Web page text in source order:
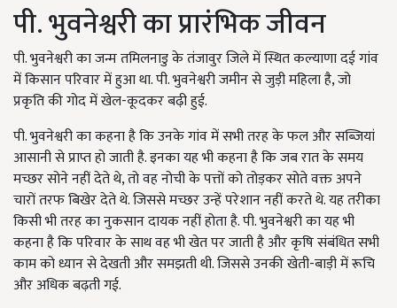
पी. भुवनेश्वरी का प्रारंभिक जीवन
पी. भुवनेश्वरी का जन्म तमिलनाडु के तंजावुर जिले में स्थित कल्याणा दई गांव
में किसान परिवार में हुआ था. पी. भुवनेश्वरी जमीन से जुड़ी महिला है, जो
प्रकृति की गोद में खेल-कूदकर बढ़ी हुई.
पी. भुवनेश्वरी का कहना है कि उनके गांव में सभी तरह के फल और सब्जियां
आसानी से प्राप्त हो जाती है. इनका यह भी कहना है कि जब रात के समय
मच्छर सोने नहीं देते थे, तो वह नोची के पत्तों को तोड़कर सोते वक्त अपने
चारों तरफ बिखेर देते थे. जिससे मच्छर उन्हें परेशान नहीं करते थे. यह तरीका
किसी भी तरह का नुकसान दायक नहीं होता है. पी. भुवनेश्वरी का यह भी
कहना है कि परिवार के साथ वह भी खेत पर जाती है और कृषि संबंधित सभी
काम को ध्यान से देखती और समझती थी. जिससे उनकी खेती-बाड़ी में रूचि
और अधिक बढ़ती गई.